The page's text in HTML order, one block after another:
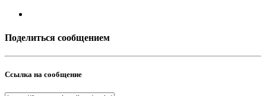
Поделиться сообщением
Ссылка на сообщение